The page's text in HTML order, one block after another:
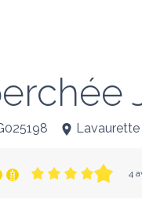
Lavaurette
4